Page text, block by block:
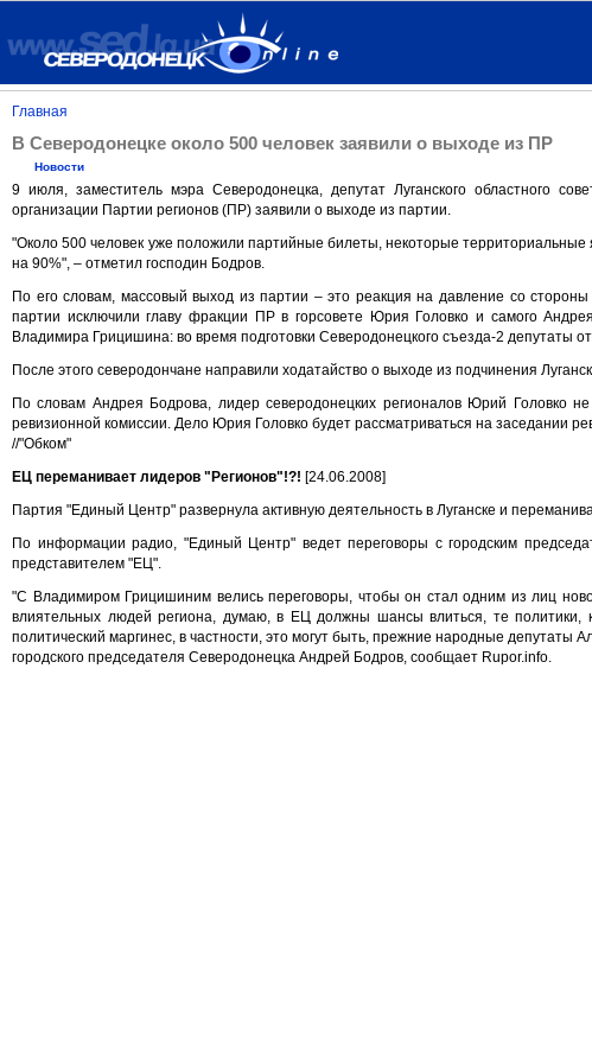
Главная
В Северодонецке около 500 человек заявили о выходе из ПР
Новости
9 июля, заместитель мэра Северодонецка, депутат Луганского областного
организации Партии регионов (ПР) заявили о выходе из партии.
"Около 500 человек уже положили партийные билеты, некоторые
на 90%", – отметил господин Бодров.
По его словам, массовый выход из партии – это реакция на давление со
партии исключили главу фракции ПР в горсовете Юрия Головко и самого
Владимира Грицишина: во время подготовки Северодонецкого съезда-2 депутаты
После этого северодончане направили ходатайство о выходе из подчинения
По словам Андрея Бодрова, лидер северодонецких регионалов Юрий Головко
ревизионной комиссии. Дело Юрия Головко будет рассматриваться на заседании
//"Обком"
ЕЦ переманивает лидеров "Регионов"!?! [24.06.2008]
Партия "Единый Центр" развернула активную деятельность в Луганске и
По информации радио, "Единый Центр" ведет переговоры с городским
представителем "ЕЦ".
"С Владимиром Грицишиним велись переговоры, чтобы он стал одним из лиц
влиятельных людей региона, думаю, в ЕЦ должны шансы влиться, те
политический маргинес, в частности, это могут быть, прежние народные
городского председателя Северодонецка Андрей Бодров, сообщает Rupor.info.